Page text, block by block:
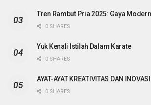
Tren Rambut Pria 2025: Gaya
0 SHARES
Yuk Kenali Istilah Dalam Karate
0 SHARES
AYAT-AYAT KREATIVITAS DAN
0 SHARES